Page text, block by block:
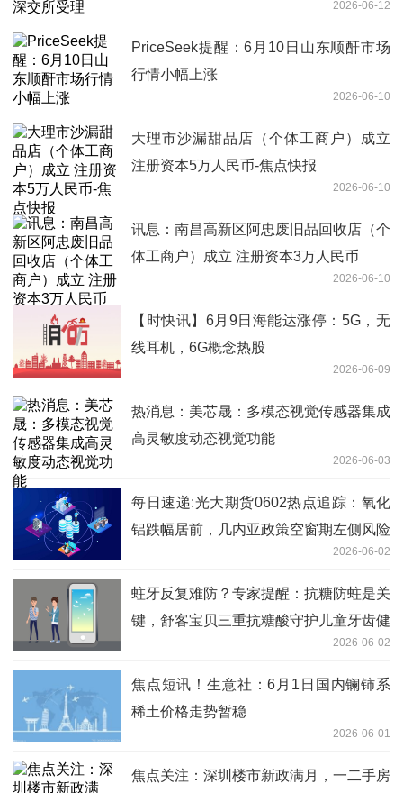
2026-06-12
PriceSeek提醒：6月10日山东顺酐市场
行情小幅上涨
2026-06-10
大理市沙漏甜品店（个体工商户）成立
注册资本5万人民币-焦点快报
2026-06-10
讯息：南昌高新区阿忠废旧品回收店（个
体工商户）成立 注册资本3万人民币
2026-06-10
【时快讯】6月9日海能达涨停：5G，无
线耳机，6G概念热股
2026-06-09
热消息：美芯晟：多模态视觉传感器集成
高灵敏度动态视觉功能
2026-06-03
每日速递:光大期货0602热点追踪：氧化
铝跌幅居前，几内亚政策空窗期左侧风险
2026-06-02
蛀牙反复难防？专家提醒：抗糖防蛀是关
键，舒客宝贝三重抗糖酸守护儿童牙齿健
2026-06-02
焦点短讯！生意社：6月1日国内镧铈系
稀土价格走势暂稳
2026-06-01
焦点关注：深圳楼市新政满月，一二手房